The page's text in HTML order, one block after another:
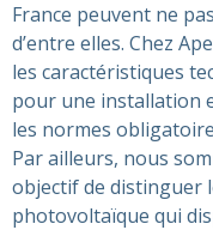
France peuvent ne
d’entre elles. Chez
les caractéristiques
pour une installation
les normes
Par ailleurs, nous
objectif de distinguer
photovoltaïque qui